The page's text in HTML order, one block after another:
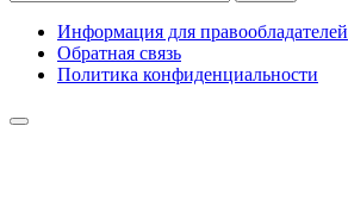
Информация для правообладателей
Обратная связь
Политика конфиденциальности